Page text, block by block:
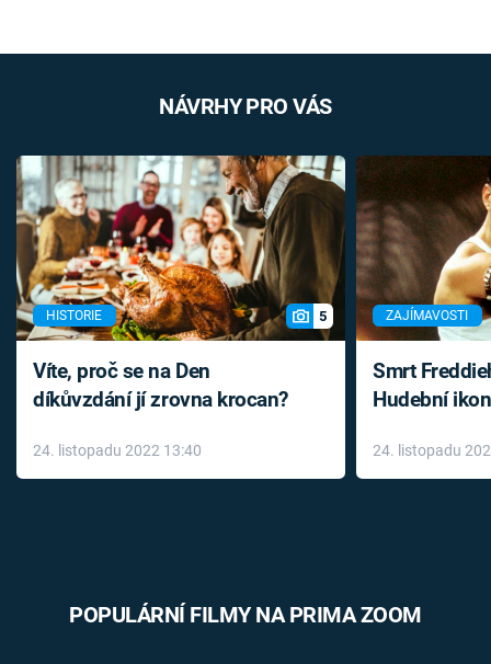
NÁVRHY PRO VÁS
HISTORIE 5
Víte, proč se na Den
díkůvzdání jí zrovna krocan?
24. listopadu 2022 13:40
ZAJÍMAVOSTI
Smrt
Hudební
léky
24. listopadu
POPULÁRNÍ FILMY NA PRIMA ZOOM